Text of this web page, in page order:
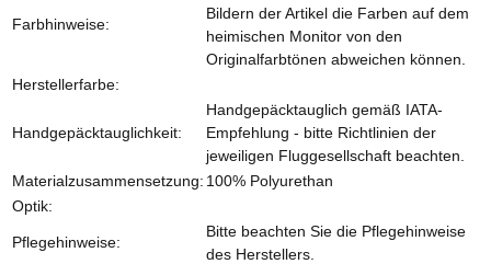
Farbhinweise:
Bildern der Artikel die Farben auf dem
heimischen Monitor von den
Originalfarbtönen abweichen können.
Herstellerfarbe:
Handgepäcktauglichkeit:
Handgepäcktauglich gemäß IATA-
Empfehlung - bitte Richtlinien der
jeweiligen Fluggesellschaft beachten.
Materialzusammensetzung: 100% Polyurethan
Optik:
Pflegehinweise:
Bitte beachten Sie die Pflegehinweise
des Herstellers.